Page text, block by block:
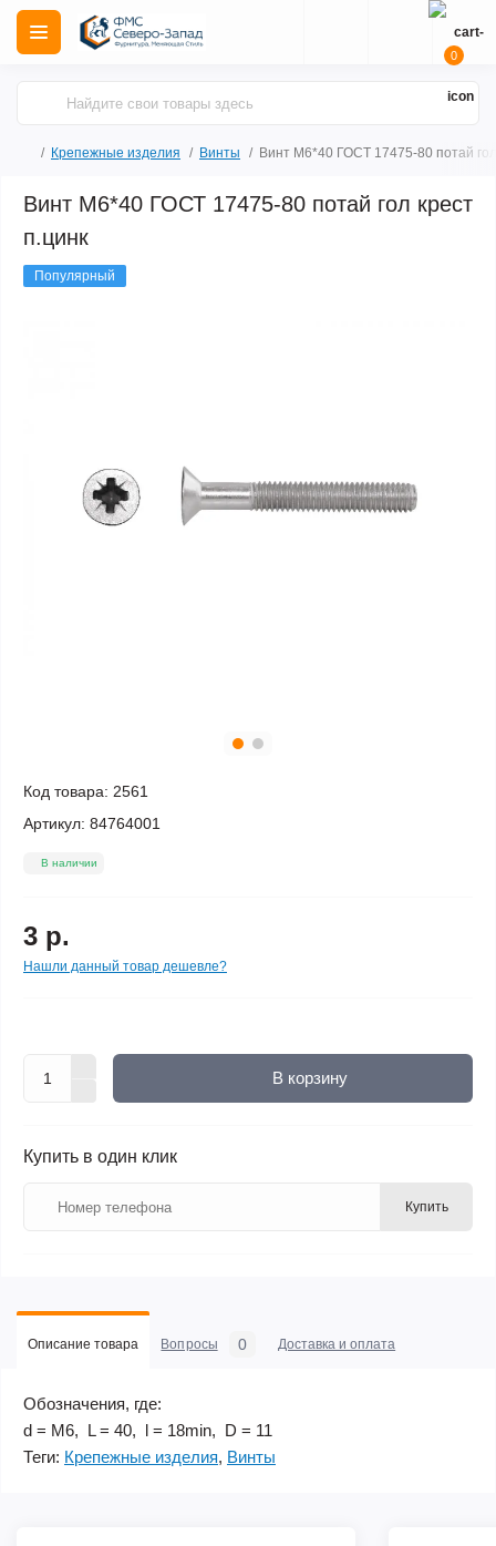
0
Крепежные изделия Винты Винт М6*40 ГОСТ 17475-80 потай гол
Винт М6*40 ГОСТ 17475-80 потай гол крест
п.цинк
Популярный
Код товара: 2561
Артикул: 84764001
В наличии
3 р.
Нашли данный товар дешевле?
В корзину
Купить в один клик
Купить
Описание товара Вопросы 0 Доставка и оплата
Обозначения, где:
d = М6, L = 40, l = 18min, D = 11
Теги: Крепежные изделия, Винты